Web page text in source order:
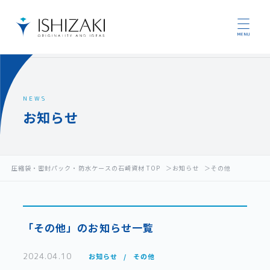
NEWS
お知らせ
圧縮袋・密封パック・防水ケースの石崎資材 TOP お知らせ その他
「その他」のお知らせ一覧
2024.04.10 お知らせ その他